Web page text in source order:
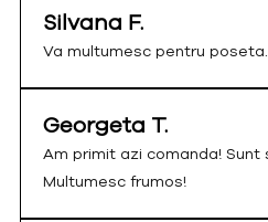
Silvana F.
Va multumesc pentru
Georgeta T.
Am primit azi comanda!
Multumesc frumos!